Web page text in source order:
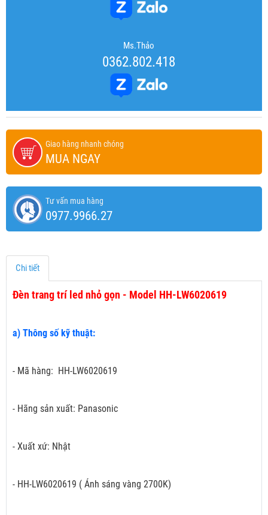
Ms.Thảo
0362.802.418
Giao hàng nhanh chóng
MUA NGAY
Tư vấn mua hàng
0977.9966.27
Chi tiết
Đèn trang trí led nhỏ gọn - Model HH-LW6020619
a) Thông số kỹ thuật:
- Mã hàng: HH-LW6020619
- Hãng sản xuất: Panasonic
- Xuất xứ: Nhật
- HH-LW6020619 ( Ánh sáng vàng 2700K)